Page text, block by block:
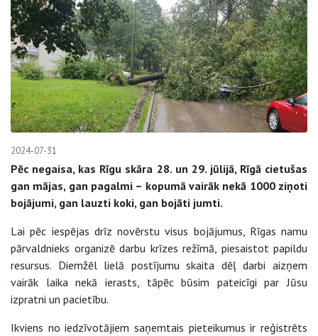
2024-07-31
Pēc negaisa, kas Rīgu skāra 28. un 29. jūlijā, Rīgā cietušas
gan mājas, gan pagalmi – kopumā vairāk nekā 1000 ziņoti
bojājumi, gan lauzti koki, gan bojāti jumti.
Lai pēc iespējas drīz novērstu visus bojājumus, Rīgas namu
pārvaldnieks organizē darbu krīzes režīmā, piesaistot papildu
resursus. Diemžēl lielā postījumu skaita dēļ darbi aizņem
vairāk laika nekā ierasts, tāpēc būsim pateicīgi par Jūsu
izpratni un pacietību.
Ikviens no iedzīvotājiem saņemtais pieteikumus ir reģistrēts